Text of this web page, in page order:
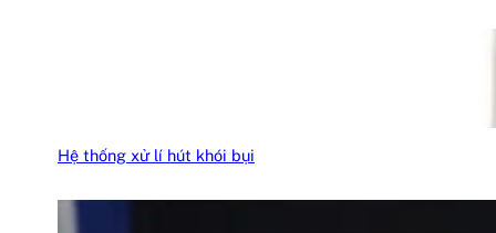
Hệ thống xử lí hút khói bụi